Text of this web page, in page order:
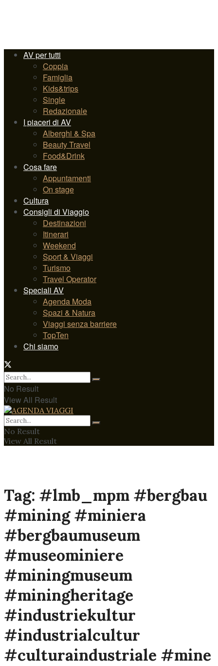
AV per tutti
Coppia
Famiglia
Kids&trips
Single
Redazionale
I piaceri di AV
Alberghi & Spa
Beauty Travel
Food&Drink
Cosa fare
Appuntamenti
On stage
Cultura
Consigli di Viaggio
Destinazioni
Itinerari
Weekend
Sport & Viaggi
Turismo
Travel Operator
Speciali AV
Agenda Moda
Spazi & Natura
Viaggi senza barriere
TopTen
Chi siamo
No Result
View All Result
No Result
View All Result
Tag: #lmb_mpm #bergbau
#mining #miniera
#bergbaumuseum
#museominiere
#miningmuseum
#miningheritage
#industriekultur
#industrialcultur
#culturaindustriale #mine